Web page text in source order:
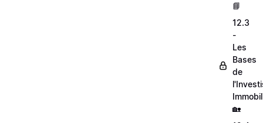
📘
12.3
-
Les
Bases
de
🏡